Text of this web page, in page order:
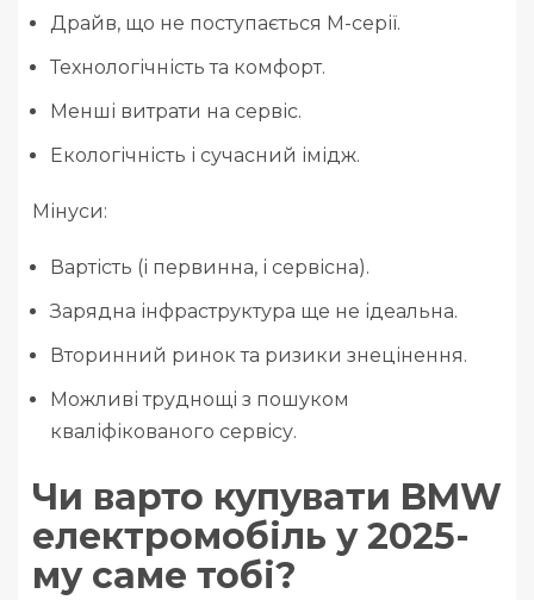
Драйв, що не поступається M-серії.
Технологічність та комфорт.
Менші витрати на сервіс.
Екологічність і сучасний імідж.
Мінуси:
Вартість (і первинна, і сервісна).
Зарядна інфраструктура ще не ідеальна.
Вторинний ринок та ризики знецінення.
Можливі труднощі з пошуком
кваліфікованого сервісу.
Чи варто купувати BMW
електромобіль у 2025-
му саме тобі?